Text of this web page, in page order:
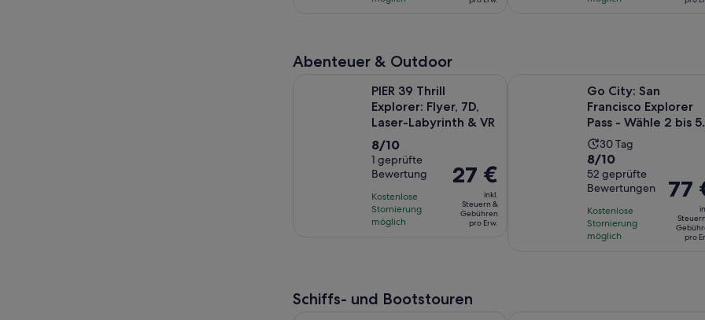
281
168 €
149
185 €
Abenteuer & Outdoor
PIER 39 Thrill
Explorer: Flyer, 7D,
Laser-Labyrinth & VR
8.0
von
10,
basierend
auf
einer
8/10
1 geprüfte
Bewertung
Kostenlose
Stornierung
möglich
Der
Preis
beträgt
27 €
27 €
inkl.
Steuern &
Gebühren
pro Erw.
Go City: San
Francisco Explorer
Pass - Wähle 2 bis 5
Attraktionen
Die
Aktivität
dauert
30 Tage
30 Tag
8.0
von
10,
basierend
auf
52
8/10
52 geprüfte
Bewertungen
Kostenlose
Stornierung
möglich
Der
Preis
77 €
77
pro
Schiffs- und Bootstouren